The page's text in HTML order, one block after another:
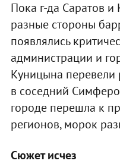
Пока г-да Саратов
разные стороны
появлялись
администрации и
Куницына перевели
в соседний
городе перешла к
регионов, морок
Сюжет исчез